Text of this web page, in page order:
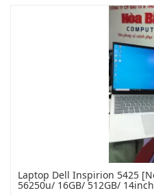
Laptop Dell Inspirion 5425
56250u/ 16GB/ 512GB/